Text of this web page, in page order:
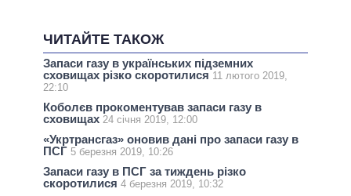
ЧИТАЙТЕ ТАКОЖ
Запаси газу в українських підземних
сховищах різко скоротилися 11 лютого 2019,
22:10
Коболєв прокоментував запаси газу в
сховищах 24 січня 2019, 12:00
«Укртрансгаз» оновив дані про запаси газу в
ПСГ 5 березня 2019, 10:26
Запаси газу в ПСГ за тиждень різко
скоротилися 4 березня 2019, 10:32